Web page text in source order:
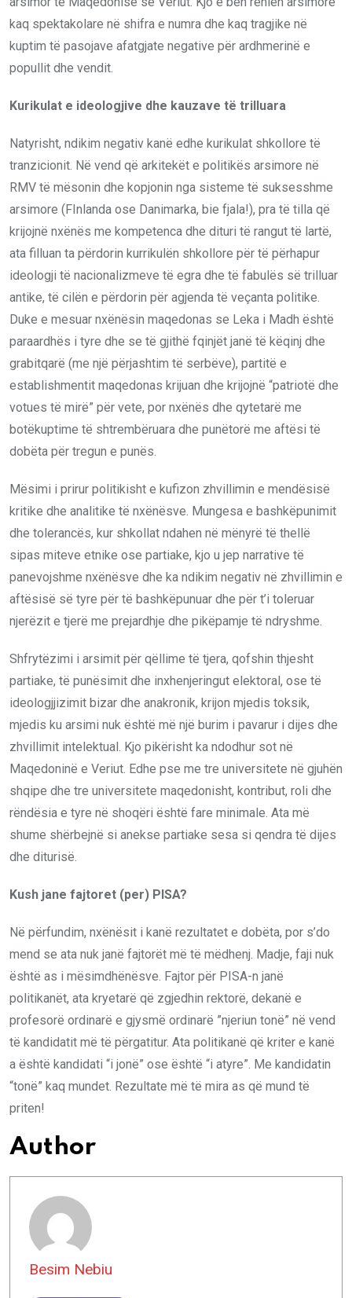
kaq spektakolare në shifra e numra dhe kaq tragjike në
kuptim të pasojave afatgjate negative për ardhmerinë e
popullit dhe vendit.
Kurikulat e ideologjive dhe kauzave të trilluara
Natyrisht, ndikim negativ kanë edhe kurikulat shkollore të
tranzicionit. Në vend që arkitekët e politikës arsimore në
RMV të mësonin dhe kopjonin nga sisteme të suksesshme
arsimore (FInlanda ose Danimarka, bie fjala!), pra të tilla që
krijojnë nxënës me kompetenca dhe dituri të rangut të lartë,
ata filluan ta përdorin kurrikulën shkollore për të përhapur
ideologji të nacionalizmeve të egra dhe të fabulës së trilluar
antike, të cilën e përdorin për agjenda të veçanta politike.
Duke e mesuar nxënësin maqedonas se Leka i Madh është
paraardhës i tyre dhe se të gjithë fqinjët janë të këqinj dhe
grabitqarë (me një përjashtim të serbëve), partitë e
establishmentit maqedonas krijuan dhe krijojnë “patriotë dhe
votues të mirë” për vete, por nxënës dhe qytetarë me
botëkuptime të shtrembëruara dhe punëtorë me aftësi të
dobëta për tregun e punës.
Mësimi i prirur politikisht e kufizon zhvillimin e mendësisë
kritike dhe analitike të nxënësve. Mungesa e bashkëpunimit
dhe tolerancës, kur shkollat ndahen në mënyrë të thellë
sipas miteve etnike ose partiake, kjo u jep narrative të
panevojshme nxënësve dhe ka ndikim negativ në zhvillimin e
aftësisë së tyre për të bashkëpunuar dhe për t’i toleruar
njerëzit e tjerë me prejardhje dhe pikëpamje të ndryshme.
Shfrytëzimi i arsimit për qëllime të tjera, qofshin thjesht
partiake, të punësimit dhe inxhenjeringut elektoral, ose të
ideologjjizimit bizar dhe anakronik, krijon mjedis toksik,
mjedis ku arsimi nuk është më një burim i pavarur i dijes dhe
zhvillimit intelektual. Kjo pikërisht ka ndodhur sot në
Maqedoninë e Veriut. Edhe pse me tre universitete në gjuhën
shqipe dhe tre universitete maqedonisht, kontribut, roli dhe
rëndësia e tyre në shoqëri është fare minimale. Ata më
shume shërbejnë si anekse partiake sesa si qendra të dijes
dhe diturisë.
Kush jane fajtoret (per) PISA?
Në përfundim, nxënësit i kanë rezultatet e dobëta, por s’do
mend se ata nuk janë fajtorët më të mëdhenj. Madje, faji nuk
është as i mësimdhënësve. Fajtor për PISA-n janë
politikanët, ata kryetarë që zgjedhin rektorë, dekanë e
profesorë ordinarë e gjysmë ordinarë ”njeriun tonë” në vend
të kandidatit më të përgatitur. Ata politikanë që kriter e kanë
a është kandidati “i jonë” ose është “i atyre”. Me kandidatin
“tonë” kaq mundet. Rezultate më të mira as që mund të
priten!
Author
Besim Nebiu